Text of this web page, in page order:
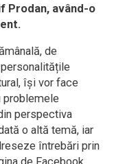
Prodan, având-o
de
își vor face
problemele
perspectiva
o altă temă, iar
întrebări prin